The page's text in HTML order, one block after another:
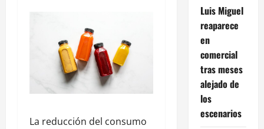
La reducción del consumo
Luis Miguel
reaparece
en
comercial
tras meses
alejado de
los
escenarios